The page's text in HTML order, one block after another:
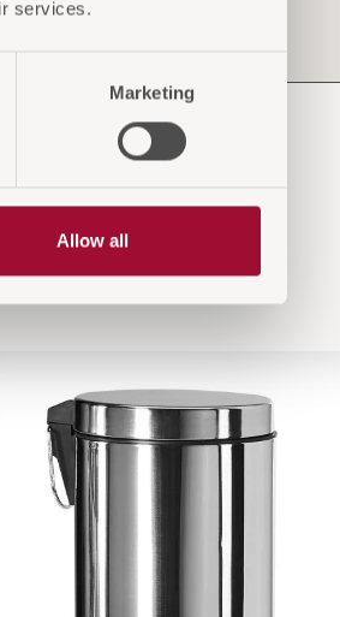
services.
Marketing
Allow all